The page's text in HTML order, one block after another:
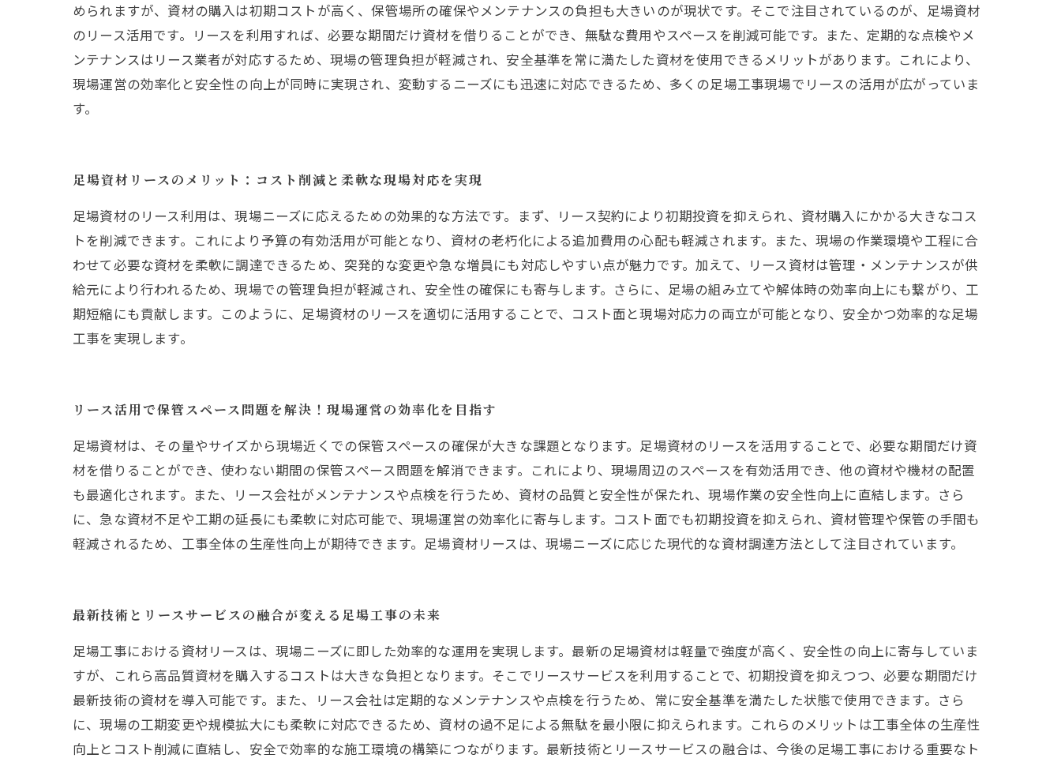
められますが、資材の購入は初期コストが高く、保管場所の確保やメンテナンスの負担も大きいのが現状です。そこで注目されているのが、足場資材
のリース活用です。リースを利用すれば、必要な期間だけ資材を借りることができ、無駄な費用やスペースを削減可能です。また、定期的な点検やメ
ンテナンスはリース業者が対応するため、現場の管理負担が軽減され、安全基準を常に満たした資材を使用できるメリットがあります。これにより、
現場運営の効率化と安全性の向上が同時に実現され、変動するニーズにも迅速に対応できるため、多くの足場工事現場でリースの活用が広がっていま
す。
足場資材リースのメリット：コスト削減と柔軟な現場対応を実現
足場資材のリース利用は、現場ニーズに応えるための効果的な方法です。まず、リース契約により初期投資を抑えられ、資材購入にかかる大きなコス
トを削減できます。これにより予算の有効活用が可能となり、資材の老朽化による追加費用の心配も軽減されます。また、現場の作業環境や工程に合
わせて必要な資材を柔軟に調達できるため、突発的な変更や急な増員にも対応しやすい点が魅力です。加えて、リース資材は管理・メンテナンスが供
給元により行われるため、現場での管理負担が軽減され、安全性の確保にも寄与します。さらに、足場の組み立てや解体時の効率向上にも繋がり、工
期短縮にも貢献します。このように、足場資材のリースを適切に活用することで、コスト面と現場対応力の両立が可能となり、安全かつ効率的な足場
工事を実現します。
リース活用で保管スペース問題を解決！現場運営の効率化を目指す
足場資材は、その量やサイズから現場近くでの保管スペースの確保が大きな課題となります。足場資材のリースを活用することで、必要な期間だけ資
材を借りることができ、使わない期間の保管スペース問題を解消できます。これにより、現場周辺のスペースを有効活用でき、他の資材や機材の配置
も最適化されます。また、リース会社がメンテナンスや点検を行うため、資材の品質と安全性が保たれ、現場作業の安全性向上に直結します。さら
に、急な資材不足や工期の延長にも柔軟に対応可能で、現場運営の効率化に寄与します。コスト面でも初期投資を抑えられ、資材管理や保管の手間も
軽減されるため、工事全体の生産性向上が期待できます。足場資材リースは、現場ニーズに応じた現代的な資材調達方法として注目されています。
最新技術とリースサービスの融合が変える足場工事の未来
足場工事における資材リースは、現場ニーズに即した効率的な運用を実現します。最新の足場資材は軽量で強度が高く、安全性の向上に寄与していま
すが、これら高品質資材を購入するコストは大きな負担となります。そこでリースサービスを利用することで、初期投資を抑えつつ、必要な期間だけ
最新技術の資材を導入可能です。また、リース会社は定期的なメンテナンスや点検を行うため、常に安全基準を満たした状態で使用できます。さら
に、現場の工期変更や規模拡大にも柔軟に対応できるため、資材の過不足による無駄を最小限に抑えられます。これらのメリットは工事全体の生産性
向上とコスト削減に直結し、安全で効率的な施工環境の構築につながります。最新技術とリースサービスの融合は、今後の足場工事における重要なト